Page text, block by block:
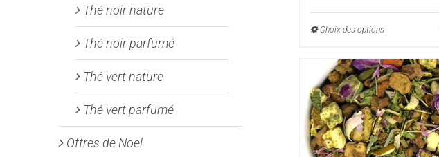
4,95€
Choix des optionsCe
a
plusieurs
variations.
Les
options
Thé noir nature
Thé noir parfumé
Thé vert nature
Thé vert parfumé
Offres de Noel